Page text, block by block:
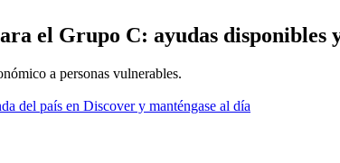
el Grupo C: ayudas disponibles
a personas vulnerables.
del país en Discover y manténgase al día